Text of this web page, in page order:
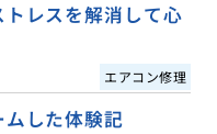
レスを解消して心
エアコン修理
した体験記